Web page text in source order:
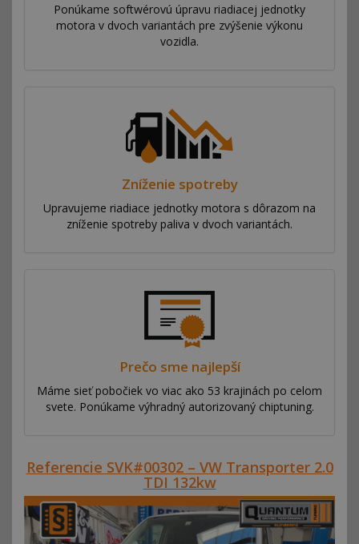
Ponúkame softwérovú úpravu riadiacej jednotky
motora v dvoch variantách pre zvýšenie výkonu
vozidla.
Zníženie spotreby
Upravujeme riadiace jednotky motora s dôrazom na
zníženie spotreby paliva v dvoch variantách.
Prečo sme najlepší
Máme sieť pobočiek vo viac ako 53 krajinách po celom
svete. Ponúkame výhradný autorizovaný chiptuning.
Referencie SVK#00302 – VW Transporter 2.0
TDI 132kw